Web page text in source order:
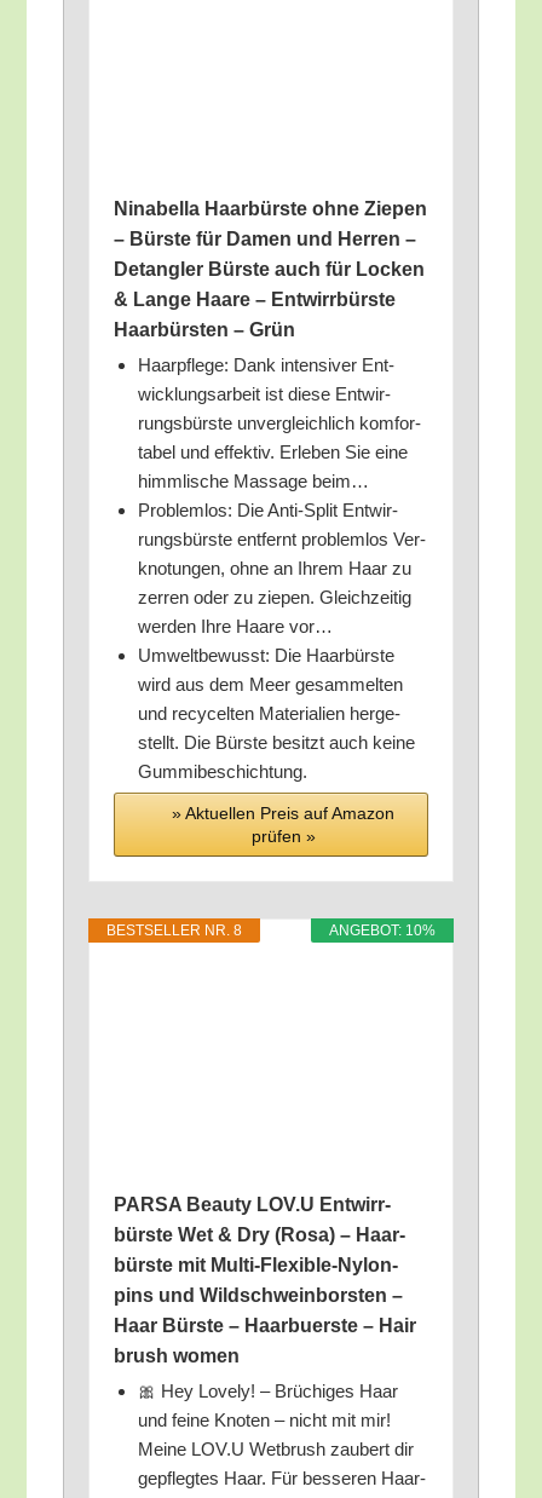
Nina­bel­la Haar­bürs­te ohne Zie­pen
– Bürs­te für Damen und Her­ren –
Detang­ler Bürs­te auch für Locken
& Lan­ge Haa­re – Ent­wirr­bürs­te
Haar­bürs­ten – Grün
Haar­pfle­ge: Dank inten­si­ver Ent­
wick­lungs­ar­beit ist die­se Ent­wir­
rungs­bürs­te unver­gleich­lich kom­for­
ta­bel und effek­tiv. Erle­ben Sie eine
himm­li­sche Mas­sa­ge beim…
Pro­blem­los: Die Anti-Split Ent­wir­
rungs­bürs­te ent­fernt pro­blem­los Ver­
kno­tun­gen, ohne an Ihrem Haar zu
zer­ren oder zu zie­pen. Gleich­zei­tig
wer­den Ihre Haa­re vor…
Umwelt­be­wusst: Die Haar­bürs­te
wird aus dem Meer gesam­mel­ten
und recy­cel­ten Mate­ria­li­en her­ge­
stellt. Die Bürs­te besitzt auch kei­ne
Gummibeschichtung.
» Aktu­el­len Preis auf Ama­zon
prü­fen »
ANGE­BOT: 10%
BEST­SEL­LER NR. 8
PARSA Beau­ty LOV.U Ent­wirr­
bürs­te Wet & Dry (Rosa) – Haar­
bürs­te mit Mul­ti-Fle­xi­ble-Nylon­
pins und Wild­schwein­bors­ten –
Haar Bürs­te – Haar­buers­te – Hair
brush women
🎀 Hey Love­ly! – Brü­chi­ges Haar
und fei­ne Kno­ten – nicht mit mir!
Mei­ne LOV.U Wet­brush zau­bert dir
gepfleg­tes Haar. Für bes­se­ren Haar­